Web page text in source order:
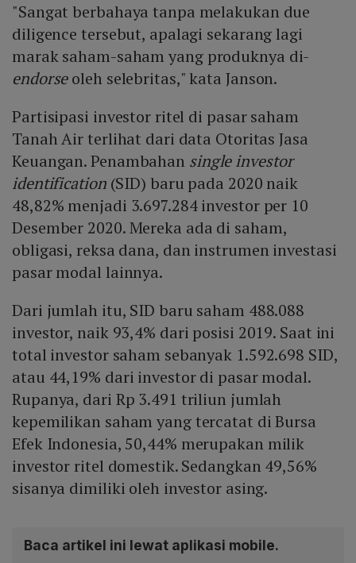
"Sangat berbahaya tanpa melakukan due
diligence tersebut, apalagi sekarang lagi
marak saham-saham yang produknya di-
endorseoleh selebritas," kata Janson.
Partisipasi investor ritel di pasar saham
Tanah Air terlihat dari data Otoritas Jasa
Keuangan. Penambahan single investor
identification(SID) baru pada 2020 naik
48,82% menjadi 3.697.284 investor per 10
Desember 2020. Mereka ada di saham,
obligasi, reksa dana, dan instrumen investasi
pasar modal lainnya.
Dari jumlah itu, SID baru saham 488.088
investor, naik 93,4% dari posisi 2019. Saat ini
total investor saham sebanyak 1.592.698 SID,
atau 44,19% dari investor di pasar modal.
Rupanya, dari Rp 3.491 triliun jumlah
kepemilikan saham yang tercatat di Bursa
Efek Indonesia, 50,44% merupakan milik
investor ritel domestik. Sedangkan 49,56%
sisanya dimiliki oleh investor asing.
Baca artikel ini lewat aplikasi mobile.